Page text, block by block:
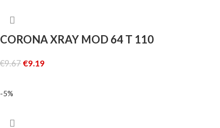
CORONA XRAY MOD 64 T 110
€9.67€9.19
-5%